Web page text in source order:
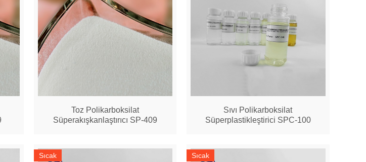
Toz Polikarboksilat
Süperakışkanlaştırıcı SP-409
Sıvı Polikarboksilat
Süperplastikleştirici SPC-100
Sıcak Sıcak